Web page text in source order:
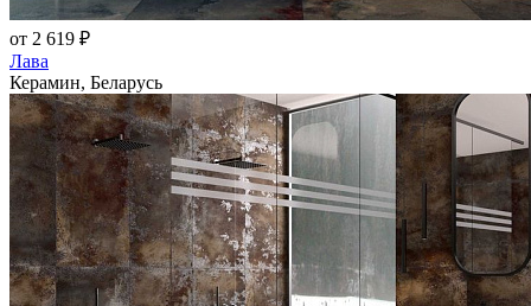
от 2 619 ₽
Лава
Керамин, Беларусь